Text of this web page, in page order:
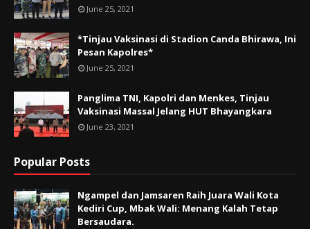
June 25, 2021
*Tinjau Vaksinasi di Stadion Canda Bhirawa, Ini
Pesan Kapolres*
June 25, 2021
Panglima TNI, Kapolri dan Menkes, Tinjau
Vaksinasi Massal Jelang HUT Bhayangkara
June 23, 2021
Popular Posts
Ngampel dan Jamsaren Raih Juara Wali Kota
Kediri Cup, Mbak Wali: Menang Kalah Tetap
Bersaudara.